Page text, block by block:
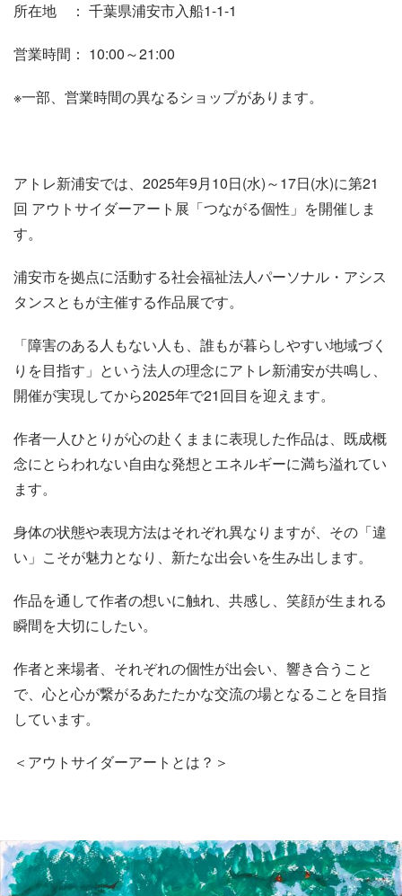
所在地 ： 千葉県浦安市入船1-1-1
営業時間： 10:00～21:00
※一部、営業時間の異なるショップがあります。
アトレ新浦安では、2025年9月10日(水)～17日(水)に第21
回 アウトサイダーアート展「つながる個性」を開催しま
す。
浦安市を拠点に活動する社会福祉法人パーソナル・アシス
タンスともが主催する作品展です。
「障害のある人もない人も、誰もが暮らしやすい地域づく
りを目指す」という法人の理念にアトレ新浦安が共鳴し、
開催が実現してから2025年で21回目を迎えます。
作者一人ひとりが心の赴くままに表現した作品は、既成概
念にとらわれない自由な発想とエネルギーに満ち溢れてい
ます。
身体の状態や表現方法はそれぞれ異なりますが、その「違
い」こそが魅力となり、新たな出会いを生み出します。
作品を通して作者の想いに触れ、共感し、笑顔が生まれる
瞬間を大切にしたい。
作者と来場者、それぞれの個性が出会い、響き合うこと
で、心と心が繋がるあたたかな交流の場となることを目指
しています。
＜アウトサイダーアートとは？＞